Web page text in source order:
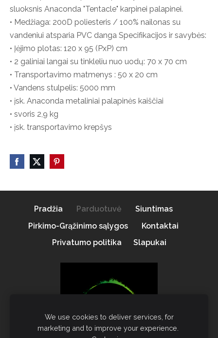
sluoksnis Anaconda "Tentacle" karpinei palapinei.
• Medžiaga: 200D poliesteris / 100% nailonas su
vandeniui atsparia PVC danga Specifikacijos ir savybės:
• Įėjimo plotas: 120 x 95 (PxP) cm
• 2 galiniai langai su tinkleliu nuo uodų: 70 x 70 cm
• Transportavimo matmenys : 50 x 20 cm
• Vandens stulpelis: 5000 mm
• įsk. Anaconda metaliniai palapinės kaiščiai
• svoris 2,9 kg
• įsk. transportavimo krepšys
Pradžia Parduotuvė
Siuntimas
Pirkimo-Grąžinimo sąlygos
Kontaktai
Privatumo politika
Slapukai
We use cookies to deliver services, for
marketing and to improve your experience.